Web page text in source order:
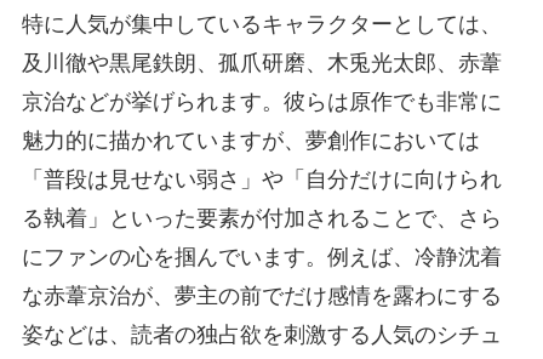
特に人気が集中しているキャラクターとしては、
及川徹や黒尾鉄朗、孤爪研磨、木兎光太郎、赤葦
京治などが挙げられます。彼らは原作でも非常に
魅力的に描かれていますが、夢創作においては
「普段は見せない弱さ」や「自分だけに向けられ
る執着」といった要素が付加されることで、さら
にファンの心を掴んでいます。例えば、冷静沈着
な赤葦京治が、夢主の前でだけ感情を露わにする
姿などは、読者の独占欲を刺激する人気のシチュ